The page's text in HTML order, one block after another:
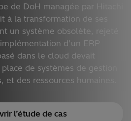
de DoH managée par Hitachi
à la transformation de ses
un système obsolète, rejeté
d’un ERP
dans le cloud devait
de systèmes de gestion
et des ressources humaines.
l’étude de cas